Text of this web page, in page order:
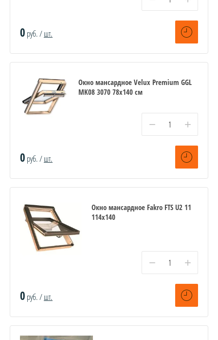
0 руб. /шт.
Окно мансардное Velux Premium GGL
MK08 3070 78х140 см
− +
0 руб. /шт.
Окно мансардное Fakro FTS U2 11
114х140
− +
0 руб. /шт.